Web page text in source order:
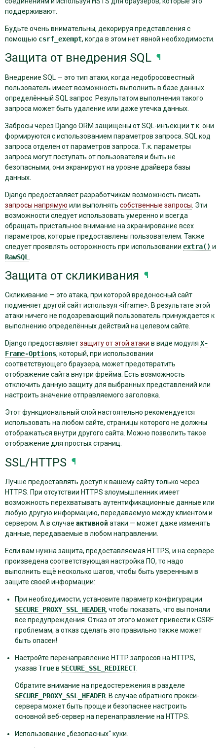
поддерживают.
Будьте очень внимательны, декорируя представления с
помощью csrf_exempt, когда в этом нет явной необходимости.
Защита от внедрения SQL ¶
Внедрение SQL — это тип атаки, когда недобросовестный
пользователь имеет возможность выполнить в базе данных
определённый SQL запрос. Результатом выполнения такого
запроса может быть удаление или даже утечка данных.
Забросы через Django ORM защищены от SQL-инъекции т.к. они
формируются с использованием параметров запроса. SQL код
запроса отделен от параметров запроса. Т.к. параметры
запроса могут поступать от пользователя и быть не
безопасными, они экранируют на уровне драйвера базы
данных.
Django предоставляет разработчикам возможность писать
запросы напрямую или выполнять собственные запросы . Эти
возможности следует использовать умеренно и всегда
обращать пристальное внимание на экранирование всех
параметров, которые предоставлены пользователем. Также
следует проявлять осторожность при использовании extra() и
RawSQL
Защита от скликивания ¶
Скликивание — это атака, при которой вредоносный сайт
подменяет другой сайт используя <iframe>. В результате этой
атаки ничего не подозревающий пользователь принуждается к
выполнению определённых действий на целевом сайте.
Django предоставляетзащиту от этой атаки в виде модуля X-
Frame-Options, который, при использовании
соответствующего браузера, может предотвратить
отображение сайта внутри фрейма. Есть возможность
отключить данную защиту для выбранных представлений или
настроить значение отправляемого заголовка.
Этот функциональный слой настоятельно рекомендуется
использовать на любом сайте, страницы которого не должны
отображаться внутри другого сайта. Можно позволить такое
отображение для простых страниц.
SSL/HTTPS ¶
Лучше предоставлять доступ к вашему сайту только через
HTTPS. При отсутствии HTTPS злоумышленник имеет
возможность перехватывать аутентификационные данные или
любую другую информацию, передаваемую между клиентом и
сервером. А в случае активной атаки — может даже изменять
данные, передаваемые в любом направлении.
Если вам нужна защита, предоставляемая HTTPS, и на сервере
произведена соответствующая настройка ПО, то надо
выполнить ещё несколько шагов, чтобы быть уверенным в
защите своей информации:
При необходимости, установите параметр конфигурации
SECURE_PROXY_SSL_HEADER, чтобы показать, что вы поняли
все предупреждения. Отказ от этого может привести к CSRF
проблемам, а отказ сделать это правильно также может
быть опасен!
Настройте перенаправление HTTP запросов на HTTPS,
указав Trueв SECURE_SSL_REDIRECT
Обратите внимание на предостережения в разделе
SECURE_PROXY_SSL_HEADER . В случае обратного прокси-
сервера может быть проще и безопаснее настроить
основной веб-сервер на перенаправление на HTTPS.
Использование „безопасных“ куки.